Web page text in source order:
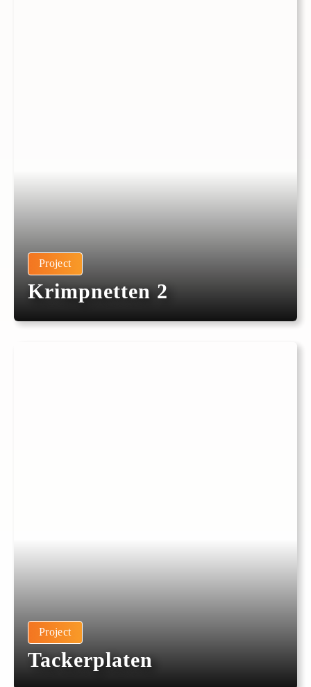
Project
Krimpnetten 2
Project
Tackerplaten